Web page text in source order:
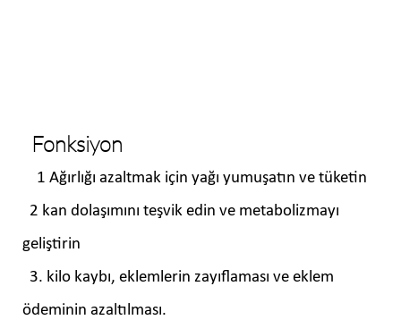
Fonksiyon
1 Ağırlığı azaltmak için yağı yumuşatın ve tüketin
2 kan dolaşımını teşvik edin ve metabolizmayı
geliştirin
3. kilo kaybı, eklemlerin zayıflaması ve eklem
ödeminin azaltılması.